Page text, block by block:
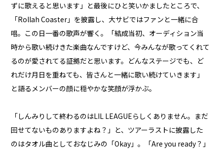
ずに歌えると思います」と最後にひと笑いかましたところで、
「Rollah Coaster」を披露し、大サビではファンと一緒に合
唱。この日一番の歌声が響く。「結成当初、オーディション当
時から歌い続けきた楽曲なんですけど、今みんなが歌ってくれて
るのが愛されてる証拠だと思います。どんなステージでも、ど
れだけ月日を重ねても、皆さんと一緒に歌い続けていきます」
と語るメンバーの顔に穏やかな笑顔が浮かぶ。
「しんみりして終わるのはLIL LEAGUEらしくありません。まだ
回せてないものありますよね？」と、ツアーラストに披露した
のはタオル曲としておなじみの「Okay」。「Are you ready？」